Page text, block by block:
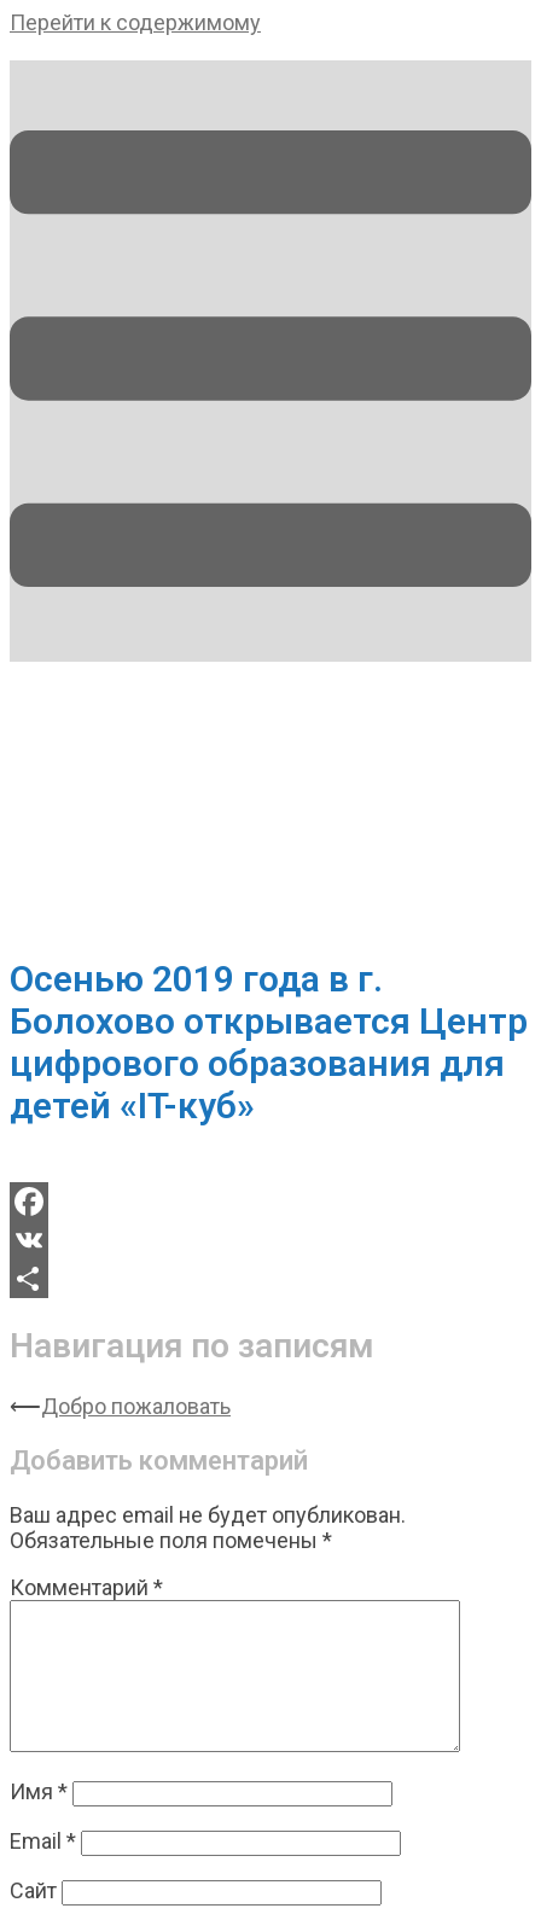
Перейти к содержимому
Осенью 2019 года в г.
Болохово открывается Центр
цифрового образования для
детей «IT-куб»
Facebook
VK
Навигация по записям
⟵Добро пожаловать
Добавить комментарий
Ваш адрес email не будет опубликован.
Обязательные поля помечены *
Комментарий *
Имя *
Email *
Сайт